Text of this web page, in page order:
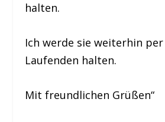
halten.
Ich werde sie weiterhin
Laufenden halten.
Mit freundlichen Grüßen“